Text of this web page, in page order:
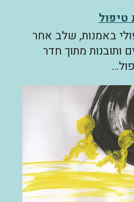
טיפול
באמנות, שלב אחר
ותובנות מתוך חדר